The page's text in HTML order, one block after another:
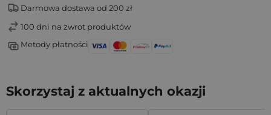
Darmowa dostawa od 200 zł
100 dni na zwrot produktów
Metody płatności
Skorzystaj z aktualnych okazji